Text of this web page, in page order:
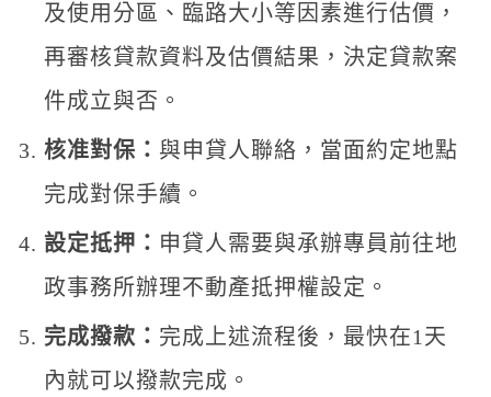
及使用分區、臨路大小等因素進行估價，
再審核貸款資料及估價結果，決定貸款案
件成立與否。
核准對保： 與申貸人聯絡，當面約定地點
完成對保手續。
設定抵押： 申貸人需要與承辦專員前往地
政事務所辦理不動產抵押權設定。
完成撥款： 完成上述流程後，最快在1天
內就可以撥款完成。